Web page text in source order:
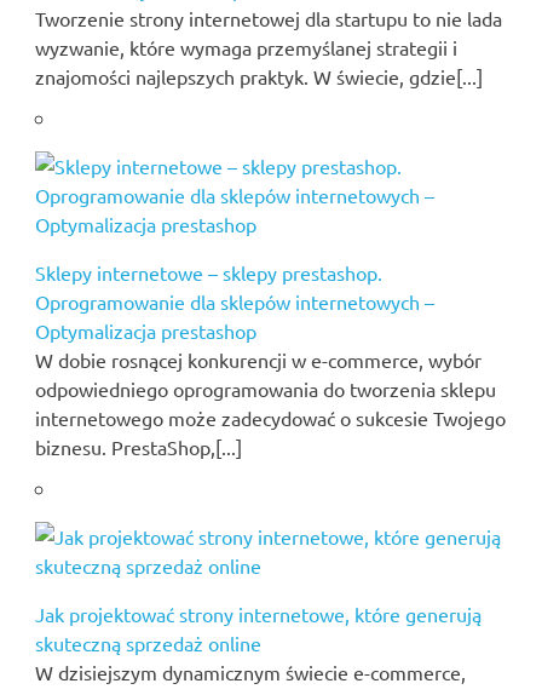
Tworzenie strony internetowej dla startupu to nie lada
wyzwanie, które wymaga przemyślanej strategii i
znajomości najlepszych praktyk. W świecie, gdzie[...]
Sklepy internetowe – sklepy prestashop.
Oprogramowanie dla sklepów internetowych –
Optymalizacja prestashop
W dobie rosnącej konkurencji w e-commerce, wybór
odpowiedniego oprogramowania do tworzenia sklepu
internetowego może zadecydować o sukcesie Twojego
biznesu. PrestaShop,[...]
Jak projektować strony internetowe, które generują
skuteczną sprzedaż online
W dzisiejszym dynamicznym świecie e-commerce,